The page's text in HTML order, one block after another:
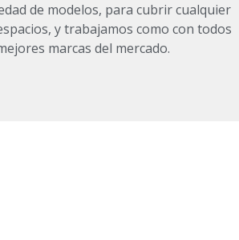
de modelos, para cubrir cualquier
y trabajamos como con todos
marcas del mercado.